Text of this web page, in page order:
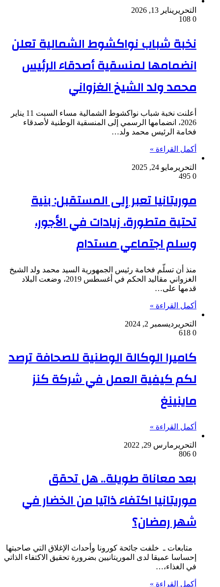
التحرير يناير 13, 2026
0
نخبة شباب نواكشوط الشمالية تعلن
انضمامها لمنسقية أصدقاء الرئيس
محمد ولد الشيخ الغزواني
أعلنت نخبة شباب نواكشوط الشمالية مساء السبت 11 يناير
2026، انضمامها الرسمي إلى المنسقية الوطنية لأصدقاء
فخامة الرئيس محمد ولد…
أكمل القراءة »
التحرير مايو 24, 2025
0
موريتانيا تعبر إلى المستقبل: بنية
تحتية متطورة، زيادات في الأجور،
وسلم اجتماعي مستدام
منذ أن تسلّم فخامة رئيس الجمهورية السيد محمد ولد الشيخ
الغزواني مقاليد الحكم في أغسطس 2019، وضعت البلاد
قدمها على…
أكمل القراءة »
التحرير ديسمبر 2, 2024
0
كاميرا الوكالة الوطنية للصحافة ترصد
لكم كيفية العمل في شركة كنز
ماينينغ
أكمل القراءة »
التحرير مارس 29, 2022
0
بعد معاناة طويلة.. هل تحقق
موريتانيا اكتفاء ذاتيا من الخضار في
شهر رمضان؟
متابعات ـ خلفت جائحة كورونا وأحداث الإغلاق التي صاحبتها
إحساسا عميقا لدى الموريتانيين بضرورة تحقيق الاكتفاء الذاتي
في الغذاء،…
أكمل القراءة »